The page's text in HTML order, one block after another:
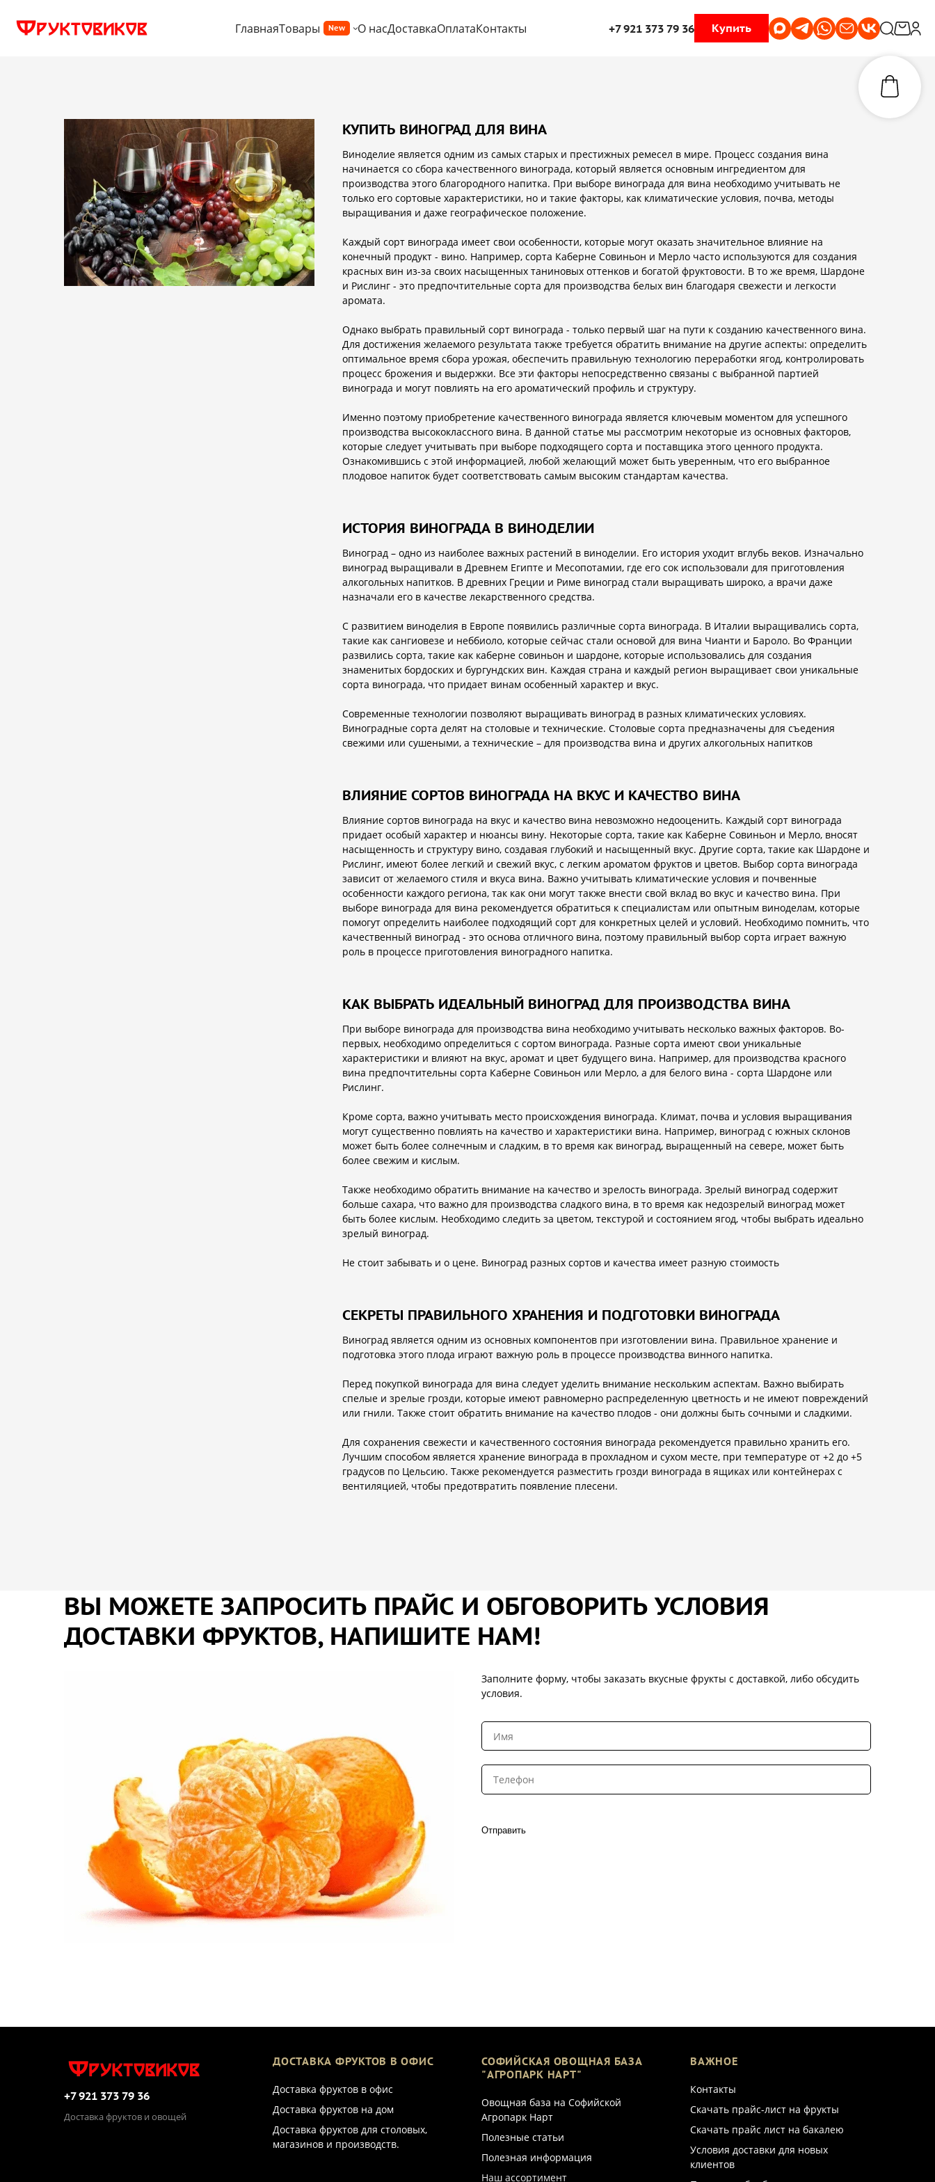
ГлавнаяТовары New О насДоставкаОплатаКонтакты +7 921 373 79 36 Купить
КУПИТЬ ВИНОГРАД ДЛЯ ВИНА
Виноделие является одним из самых старых и престижных ремесел в мире. Процесс создания вина
начинается со сбора качественного винограда, который является основным ингредиентом для
производства этого благородного напитка. При выборе винограда для вина необходимо учитывать не
только его сортовые характеристики, но и такие факторы, как климатические условия, почва, методы
выращивания и даже географическое положение.
Каждый сорт винограда имеет свои особенности, которые могут оказать значительное влияние на
конечный продукт - вино. Например, сорта Каберне Совиньон и Мерло часто используются для создания
красных вин из-за своих насыщенных таниновых оттенков и богатой фруктовости. В то же время, Шардоне
и Рислинг - это предпочтительные сорта для производства белых вин благодаря свежести и легкости
аромата.
Однако выбрать правильный сорт винограда - только первый шаг на пути к созданию качественного вина.
Для достижения желаемого результата также требуется обратить внимание на другие аспекты: определить
оптимальное время сбора урожая, обеспечить правильную технологию переработки ягод, контролировать
процесс брожения и выдержки. Все эти факторы непосредственно связаны с выбранной партией
винограда и могут повлиять на его ароматический профиль и структуру.
Именно поэтому приобретение качественного винограда является ключевым моментом для успешного
производства высококлассного вина. В данной статье мы рассмотрим некоторые из основных факторов,
которые следует учитывать при выборе подходящего сорта и поставщика этого ценного продукта.
Ознакомившись с этой информацией, любой желающий может быть уверенным, что его выбранное
плодовое напиток будет соответствовать самым высоким стандартам качества.
ИСТОРИЯ ВИНОГРАДА В ВИНОДЕЛИИ
Виноград – одно из наиболее важных растений в виноделии. Его история уходит вглубь веков. Изначально
виноград выращивали в Древнем Египте и Месопотамии, где его сок использовали для приготовления
алкогольных напитков. В древних Греции и Риме виноград стали выращивать широко, а врачи даже
назначали его в качестве лекарственного средства.
С развитием виноделия в Европе появились различные сорта винограда. В Италии выращивались сорта,
такие как сангиовезе и неббиоло, которые сейчас стали основой для вина Чианти и Бароло. Во Франции
развились сорта, такие как каберне совиньон и шардоне, которые использовались для создания
знаменитых бордоских и бургундских вин. Каждая страна и каждый регион выращивает свои уникальные
сорта винограда, что придает винам особенный характер и вкус.
Современные технологии позволяют выращивать виноград в разных климатических условиях.
Виноградные сорта делят на столовые и технические. Столовые сорта предназначены для съедения
свежими или сушеными, а технические – для производства вина и других алкогольных напитков
ВЛИЯНИЕ СОРТОВ ВИНОГРАДА НА ВКУС И КАЧЕСТВО ВИНА
Влияние сортов винограда на вкус и качество вина невозможно недооценить. Каждый сорт винограда
придает особый характер и нюансы вину. Некоторые сорта, такие как Каберне Совиньон и Мерло, вносят
насыщенность и структуру вино, создавая глубокий и насыщенный вкус. Другие сорта, такие как Шардоне и
Рислинг, имеют более легкий и свежий вкус, с легким ароматом фруктов и цветов. Выбор сорта винограда
зависит от желаемого стиля и вкуса вина. Важно учитывать климатические условия и почвенные
особенности каждого региона, так как они могут также внести свой вклад во вкус и качество вина. При
выборе винограда для вина рекомендуется обратиться к специалистам или опытным виноделам, которые
помогут определить наиболее подходящий сорт для конкретных целей и условий. Необходимо помнить, что
качественный виноград - это основа отличного вина, поэтому правильный выбор сорта играет важную
роль в процессе приготовления виноградного напитка.
КАК ВЫБРАТЬ ИДЕАЛЬНЫЙ ВИНОГРАД ДЛЯ ПРОИЗВОДСТВА ВИНА
При выборе винограда для производства вина необходимо учитывать несколько важных факторов. Во-
первых, необходимо определиться с сортом винограда. Разные сорта имеют свои уникальные
характеристики и влияют на вкус, аромат и цвет будущего вина. Например, для производства красного
вина предпочтительны сорта Каберне Совиньон или Мерло, а для белого вина - сорта Шардоне или
Рислинг.
Кроме сорта, важно учитывать место происхождения винограда. Климат, почва и условия выращивания
могут существенно повлиять на качество и характеристики вина. Например, виноград с южных склонов
может быть более солнечным и сладким, в то время как виноград, выращенный на севере, может быть
более свежим и кислым.
Также необходимо обратить внимание на качество и зрелость винограда. Зрелый виноград содержит
больше сахара, что важно для производства сладкого вина, в то время как недозрелый виноград может
быть более кислым. Необходимо следить за цветом, текстурой и состоянием ягод, чтобы выбрать идеально
зрелый виноград.
Не стоит забывать и о цене. Виноград разных сортов и качества имеет разную стоимость
СЕКРЕТЫ ПРАВИЛЬНОГО ХРАНЕНИЯ И ПОДГОТОВКИ ВИНОГРАДА
Виноград является одним из основных компонентов при изготовлении вина. Правильное хранение и
подготовка этого плода играют важную роль в процессе производства винного напитка.
Перед покупкой винограда для вина следует уделить внимание нескольким аспектам. Важно выбирать
спелые и зрелые грозди, которые имеют равномерно распределенную цветность и не имеют повреждений
или гнили. Также стоит обратить внимание на качество плодов - они должны быть сочными и сладкими.
Для сохранения свежести и качественного состояния винограда рекомендуется правильно хранить его.
Лучшим способом является хранение винограда в прохладном и сухом месте, при температуре от +2 до +5
градусов по Цельсию. Также рекомендуется разместить грозди винограда в ящиках или контейнерах с
вентиляцией, чтобы предотвратить появление плесени.
ВЫ МОЖЕТЕ ЗАПРОСИТЬ ПРАЙС И ОБГОВОРИТЬ УСЛОВИЯ
ДОСТАВКИ ФРУКТОВ, НАПИШИТЕ НАМ!
Заполните форму, чтобы заказать вкусные фрукты с доставкой, либо обсудить
условия.
Отправить
+7 921 373 79 36
Доставка фруктов и овощей
ДОСТАВКА ФРУКТОВ В ОФИС
Доставка фруктов в офис
Доставка фруктов на дом
Доставка фруктов для столовых,
магазинов и производств.
СОФИЙСКАЯ ОВОЩНАЯ БАЗА
"АГРОПАРК НАРТ"
Овощная база на Софийской
Агропарк Нарт
Полезные статьи
Полезная информация
Наш ассортимент
ВАЖНОЕ
Контакты
Скачать прайс-лист на фрукты
Скачать прайс лист на бакалею
Условия доставки для новых
клиентов